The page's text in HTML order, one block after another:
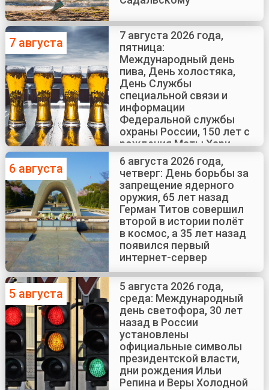
7 августа
7 августа 2026 года,
пятница:
Международный день
пива, День холостяка,
День Службы
специальной связи и
информации
Федеральной службы
охраны России, 150 лет с
рождения Маты Хари
6 августа
6 августа 2026 года,
четверг: День борьбы за
запрещение ядерного
оружия, 65 лет назад
Герман Титов совершил
второй в истории полёт
в космос, а 35 лет назад
появился первый
интернет-сервер
5 августа
5 августа 2026 года,
среда: Международный
день светофора, 30 лет
назад в России
установлены
официальные символы
президентской власти,
дни рождения Ильи
Репина и Веры Холодной